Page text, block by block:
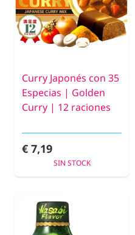
Curry Japonés con 35
Especias | Golden
Curry | 12 raciones
€ 7,19
SIN STOCK